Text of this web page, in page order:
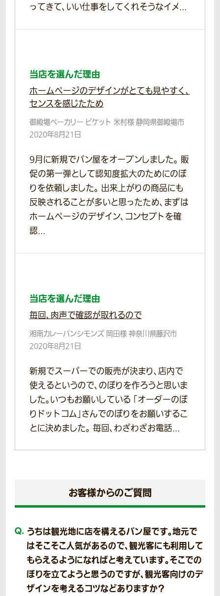
ってきて、いい仕事をしてくれそうなイメ...
当店を選んだ理由
ホームページのデザインがとても見やすく、
センスを感じたため
御殿場ベーカリー ビケット 米村様 静岡県御殿場市
2020年8月21日
9月に新規でパン屋をオープンしました。 販
促の第一弾として認知度拡大のためにのぼ
りを依頼しました。 出来上がりの商品にも
反映されることが多いと思ったため、まずは
ホームページのデザイン、コンセプトを確
認...
当店を選んだ理由
毎回、肉声で確認が取れるので
湘南カレーパンシモンズ 岡田様 神奈川県藤沢市
2020年8月21日
新規でスーパーでの販売が決まり、店内で
使えるというので、のぼりを作ろうと思いま
した。いつもお願いしている 「オーダーのぼ
りドットコム」さんでのぼりをお願いするこ
とに決めました。 毎回、わざわざお電話...
お客様からのご質問
うちは観光地に店を構えるパン屋です。地元で
はそこそこ人気があるので、観光客にも利用して
もらえるようになればと考えています。そこでの
ぼりを立てようと思うのですが、観光客向けのデ
ザインを考えるコツなどありますか？